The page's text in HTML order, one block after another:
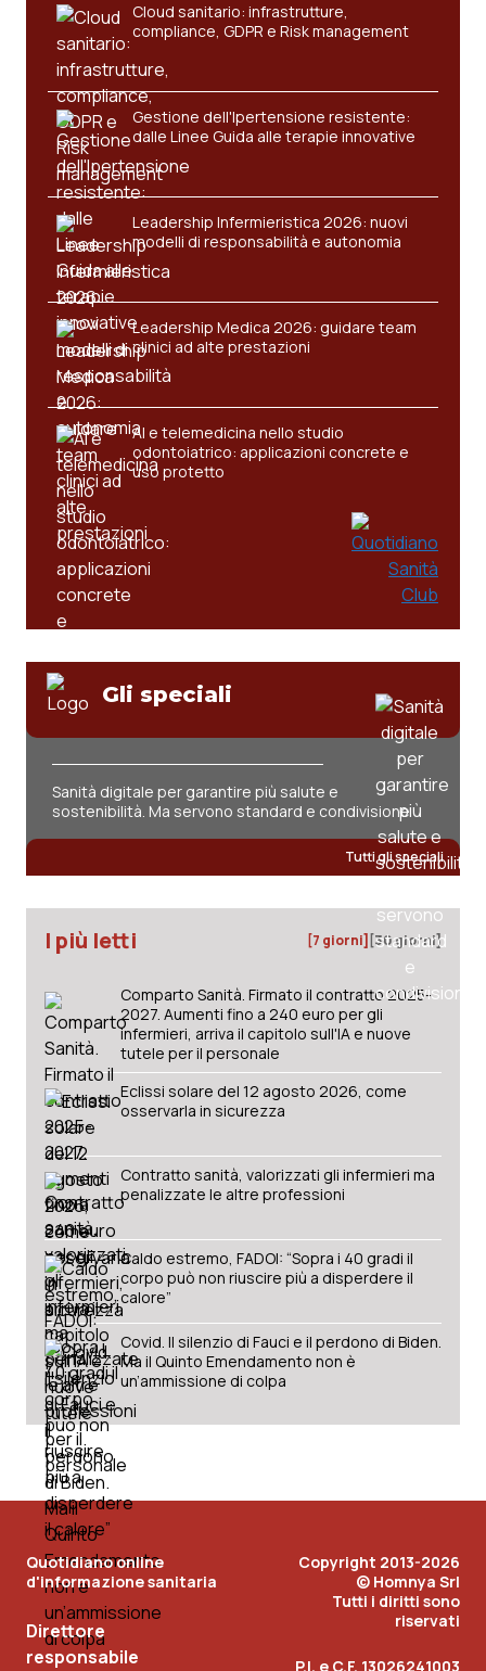
Cloud sanitario: infrastrutture,
compliance, GDPR e Risk management
Gestione dell'Ipertensione resistente:
dalle Linee Guida alle terapie innovative
Leadership Infermieristica 2026: nuovi
modelli di responsabilità e autonomia
Leadership Medica 2026: guidare team
clinici ad alte prestazioni
AI e telemedicina nello studio
odontoiatrico: applicazioni concrete e
uso protetto
Gli speciali
Sanità digitale per garantire più salute e
sostenibilità. Ma servono standard e condivisione
Tutti gli speciali
I più letti [7 giorni] [30 giorni]
Comparto Sanità. Firmato il contratto 2025-
2027. Aumenti fino a 240 euro per gli
infermieri, arriva il capitolo sull'IA e nuove
tutele per il personale
Eclissi solare del 12 agosto 2026, come
osservarla in sicurezza
Contratto sanità, valorizzati gli infermieri ma
penalizzate le altre professioni
Caldo estremo, FADOI: “Sopra i 40 gradi il
corpo può non riuscire più a disperdere il
calore”
Covid. Il silenzio di Fauci e il perdono di Biden.
Ma il Quinto Emendamento non è
un’ammissione di colpa
Quotidiano online
d'informazione sanitaria
Direttore
responsabile
Copyright 2013-2026
© Homnya Srl
Tutti i diritti sono
riservati
P.I. e C.F. 13026241003